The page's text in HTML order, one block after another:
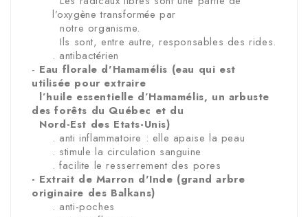
l’oxygène transformée par
notre organisme.
Ils sont, entre autre, responsables des rides.
. antibactérien
- Eau florale d'Hamamélis (eau qui est
utilisée pour extraire
l’huile essentielle d’Hamamélis, un arbuste
des forêts du Québec et du
Nord-Est des Etats-Unis)
. anti inflammatoire : elle apaise la peau
. stimule la circulation sanguine
. facilite le resserrement des pores
- Extrait de Marron d'Inde (grand arbre
originaire des Balkans)
. anti-poches